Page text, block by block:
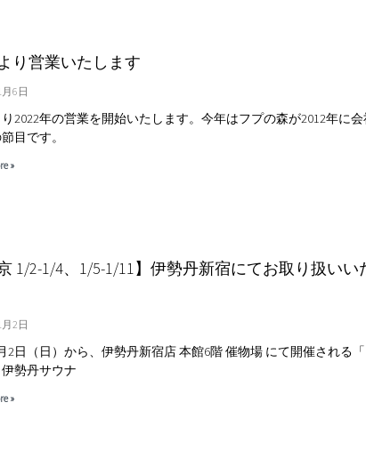
り営業いたします
6日
2022年の営業を開始いたします。今年はフプの森が2012年に
目です。
»
京 1/2-1/4、1/5-1/11】伊勢丹新宿にてお取り扱いい
2日
2日（日）から、伊勢丹新宿店 本館6階 催物場 にて開催される
伊勢丹サウナ
»